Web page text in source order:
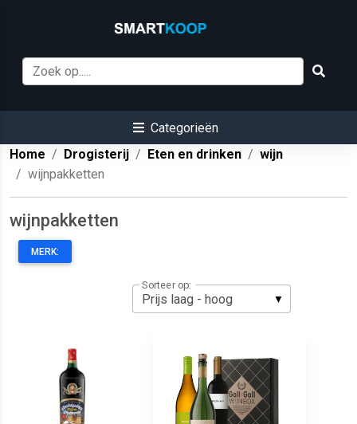
Categorieën
Home
Drogisterij Eten en drinken
wijn
wijnpakketten
wijnpakketten
MERK:
Sorteer op: